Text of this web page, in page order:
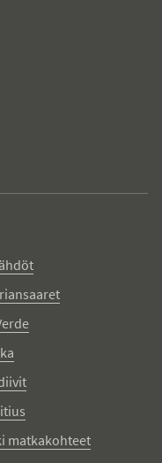
matkakohteet